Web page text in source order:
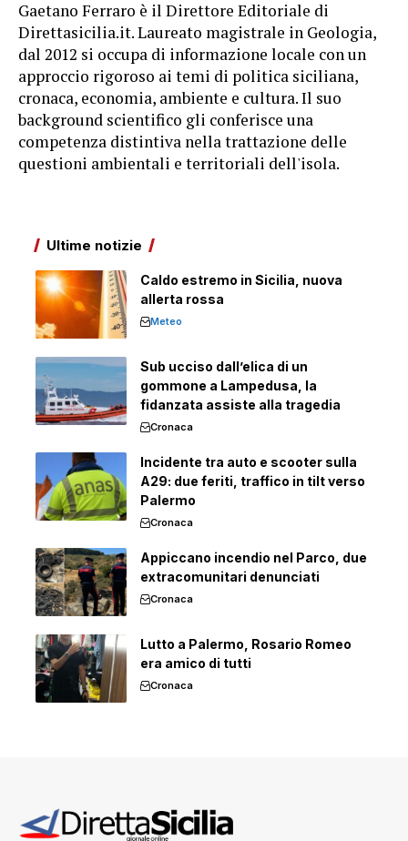
Gaetano Ferraro è il Direttore Editoriale di
Direttasicilia.it. Laureato magistrale in Geologia,
dal 2012 si occupa di informazione locale con un
approccio rigoroso ai temi di politica siciliana,
cronaca, economia, ambiente e cultura. Il suo
background scientifico gli conferisce una
competenza distintiva nella trattazione delle
questioni ambientali e territoriali dell'isola.
Ultime notizie
Caldo estremo in Sicilia, nuova
allerta rossa
Meteo
Sub ucciso dall’elica di un
gommone a Lampedusa, la
fidanzata assiste alla tragedia
Cronaca
Incidente tra auto e scooter sulla
A29: due feriti, traffico in tilt verso
Palermo
Cronaca
Appiccano incendio nel Parco, due
extracomunitari denunciati
Cronaca
Lutto a Palermo, Rosario Romeo
era amico di tutti
Cronaca